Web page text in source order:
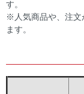
す。
※人気商品や、注文
ます。